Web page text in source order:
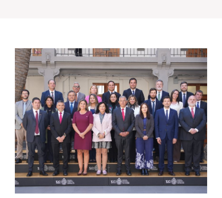
Postgrado
Formación Continua
Estudiantes
Académicos
Funcionarios
Alumni